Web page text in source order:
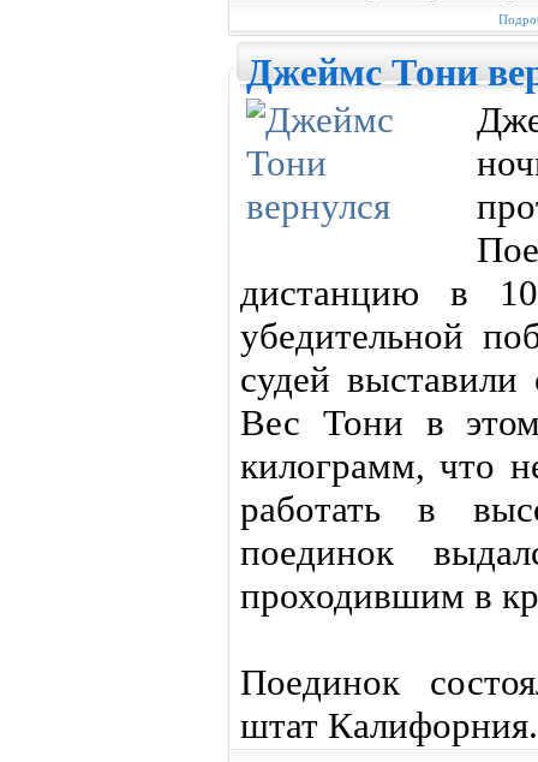
Джеймс Тони
дистанцию в
убедительной
судей выставили
Вес Тони в
килограмм, что
работать в
поединок
проходившим в
Поединок
штат Калифорния.